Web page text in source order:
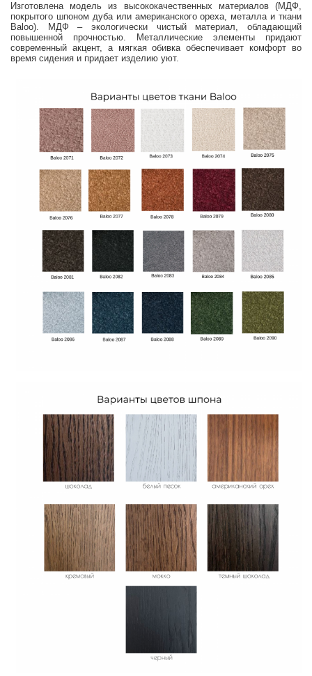
Изготовлена ​​модель из высококачественных материалов (МДФ,
покрытого шпоном дуба или американского ореха, металла и ткани
Baloo). МДФ – экологически чистый материал, обладающий
повышенной прочностью. Металлические элементы придают
современный акцент, а мягкая обивка обеспечивает комфорт во
время сидения и придает изделию уют.